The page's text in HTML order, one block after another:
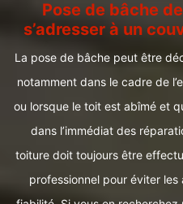
Pose de bâche
s’adresser à un
La pose de bâche peut être
notamment dans le cadre de
ou lorsque le toit est abîmé et
dans l’immédiat des
toiture doit toujours être
professionnel pour éviter